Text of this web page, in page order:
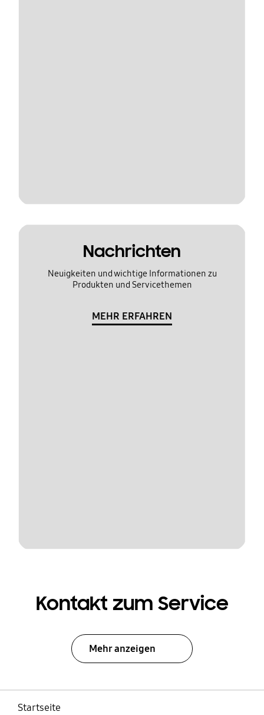
Nachrichten
Neuigkeiten und wichtige Informationen zu
Produkten und Servicethemen
MEHR ERFAHREN
Kontakt zum Service
Mehr anzeigen
Startseite